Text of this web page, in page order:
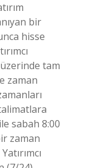
bir
hisse
tam
zaman
sabah 8:00
zaman